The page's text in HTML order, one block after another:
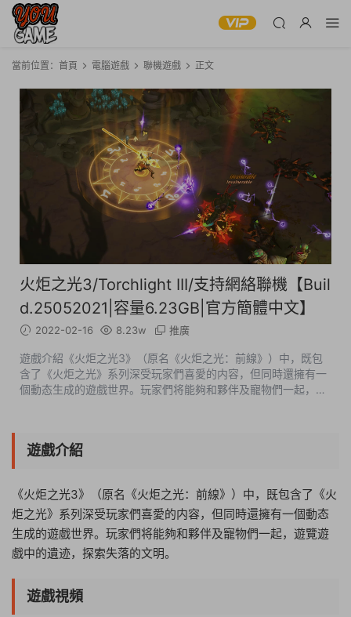
當前位置： 首頁 電腦遊戲 聯機遊戲 正文
火炬之光3/Torchlight III/支持網絡聯機【Buil
d.25052021|容量6.23GB|官方簡體中文】
2022-02-16 8.23w 推廣
遊戲介紹《火炬之光3》（原名《火炬之光：前線》）中，既包
含了《火炬之光》系列深受玩家們喜愛的内容，但同時還擁有一
個動态生成的遊戲世界。玩家們将能夠和夥伴及寵物們一起，遊
遊戲介紹
《火炬之光3》（原名《火炬之光：前線》）中，既包含了《火
炬之光》系列深受玩家們喜愛的内容，但同時還擁有一個動态
生成的遊戲世界。玩家們将能夠和夥伴及寵物們一起，遊覽遊
戲中的遺迹，探索失落的文明。
遊戲視頻